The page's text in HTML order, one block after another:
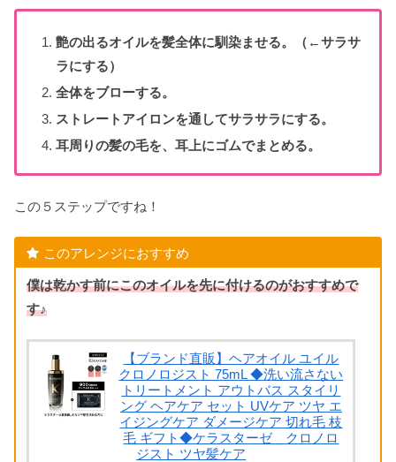
艶の出るオイルを髪全体に馴染ませる。（←サラサ
ラにする）
全体をブローする。
ストレートアイロンを通してサラサラにする。
耳周りの髪の毛を、耳上にゴムでまとめる。
この５ステップですね！
このアレンジにおすすめ
僕は乾かす前にこのオイルを先に付けるのがおすすめで
す♪
【ブランド直販】ヘアオイル ユイル
クロノロジスト 75mL ◆洗い流さない
トリートメント アウトバス スタイリ
ング ヘアケア セット UVケア ツヤ エ
イジングケア ダメージケア 切れ毛 枝
毛 ギフト◆ケラスターゼ クロノロ
ジスト ツヤ髪ケア